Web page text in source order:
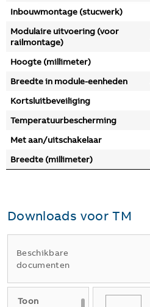
Inbouwmontage (stucwerk)
Modulaire uitvoering (voor
railmontage)
Hoogte (millimeter)
Breedte in module-eenheden
Kortsluitbeveiliging
Temperatuurbescherming
Met aan/uitschakelaar
Breedte (millimeter)
Downloads voor TM
Beschikbare
documenten
Toon